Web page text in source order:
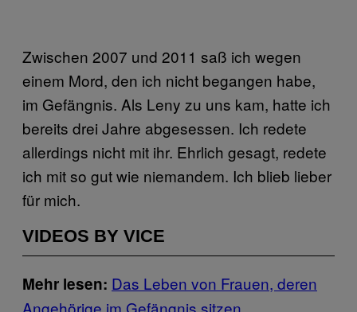
Zwischen 2007 und 2011 saß ich wegen
einem Mord, den ich nicht begangen habe,
im Gefängnis. Als Leny zu uns kam, hatte ich
bereits drei Jahre abgesessen. Ich redete
allerdings nicht mit ihr. Ehrlich gesagt, redete
ich mit so gut wie niemandem. Ich blieb lieber
für mich.
VIDEOS BY VICE
Mehr lesen: Das Leben von Frauen, deren
Angehörige im Gefängnis sitzen